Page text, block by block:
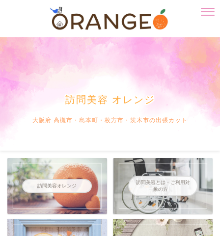
訪問美容 オレンジ
大阪府 高槻市・島本町・枚方市・茨木市の出張カット
訪問美容オレンジ
訪問美容とは・ご利用対
象の方